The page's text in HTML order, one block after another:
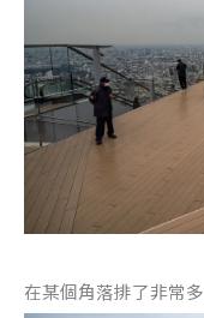
在某個角落排了非常多